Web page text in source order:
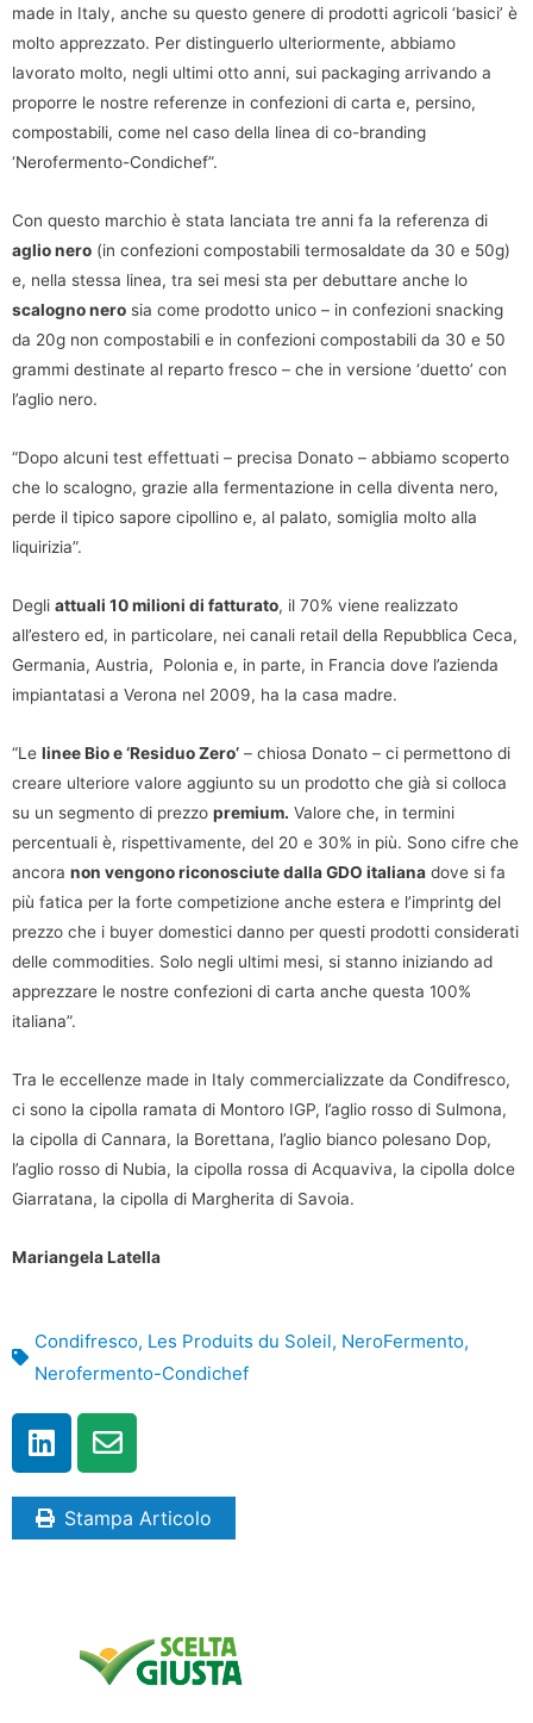
made in Italy, anche su questo genere di prodotti agricoli ‘basici’ è
molto apprezzato. Per distinguerlo ulteriormente, abbiamo
lavorato molto, negli ultimi otto anni, sui packaging arrivando a
proporre le nostre referenze in confezioni di carta e, persino,
compostabili, come nel caso della linea di co-branding
‘Nerofermento-Condichef”.
Con questo marchio è stata lanciata tre anni fa la referenza di
aglio nero (in confezioni compostabili termosaldate da 30 e 50g)
e, nella stessa linea, tra sei mesi sta per debuttare anche lo
scalogno nero sia come prodotto unico – in confezioni snacking
da 20g non compostabili e in confezioni compostabili da 30 e 50
grammi destinate al reparto fresco – che in versione ‘duetto’ con
l’aglio nero.
“Dopo alcuni test effettuati – precisa Donato – abbiamo scoperto
che lo scalogno, grazie alla fermentazione in cella diventa nero,
perde il tipico sapore cipollino e, al palato, somiglia molto alla
liquirizia”.
Degli attuali 10 milioni di fatturato, il 70% viene realizzato
all’estero ed, in particolare, nei canali retail della Repubblica Ceca,
Germania, Austria, Polonia e, in parte, in Francia dove l’azienda
impiantatasi a Verona nel 2009, ha la casa madre.
“Le linee Bio e ‘Residuo Zero’ – chiosa Donato – ci permettono di
creare ulteriore valore aggiunto su un prodotto che già si colloca
su un segmento di prezzo premium. Valore che, in termini
percentuali è, rispettivamente, del 20 e 30% in più. Sono cifre che
ancora non vengono riconosciute dalla GDO italiana dove si fa
più fatica per la forte competizione anche estera e l’imprintg del
prezzo che i buyer domestici danno per questi prodotti considerati
delle commodities. Solo negli ultimi mesi, si stanno iniziando ad
apprezzare le nostre confezioni di carta anche questa 100%
italiana”.
Tra le eccellenze made in Italy commercializzate da Condifresco,
ci sono la cipolla ramata di Montoro IGP, l’aglio rosso di Sulmona,
la cipolla di Cannara, la Borettana, l’aglio bianco polesano Dop,
l’aglio rosso di Nubia, la cipolla rossa di Acquaviva, la cipolla dolce
Giarratana, la cipolla di Margherita di Savoia.
Mariangela Latella
Condifresco, Les Produits du Soleil, NeroFermento,
Nerofermento-Condichef
Stampa Articolo